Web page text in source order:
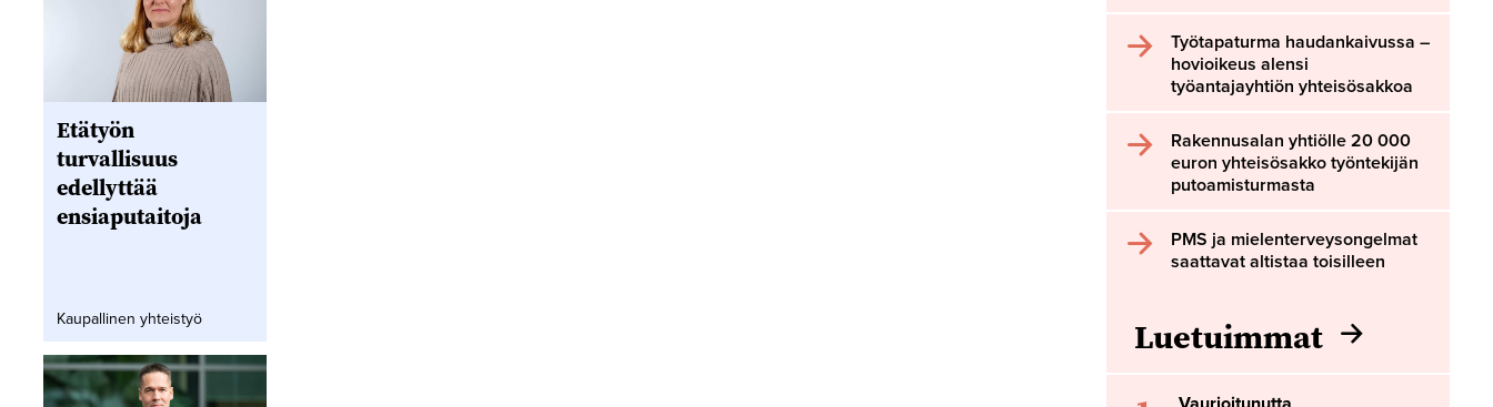
Etätyön
turvallisuus
edellyttää
ensiaputaitoja
Kaupallinen yhteistyö
Työtapaturma haudankaivussa –
hovioikeus alensi
työantajayhtiön yhteisösakkoa
Rakennusalan yhtiölle 20 000
euron yhteisösakko työntekijän
putoamisturmasta
PMS ja mielenterveysongelmat
saattavat altistaa toisilleen
Luetuimmat